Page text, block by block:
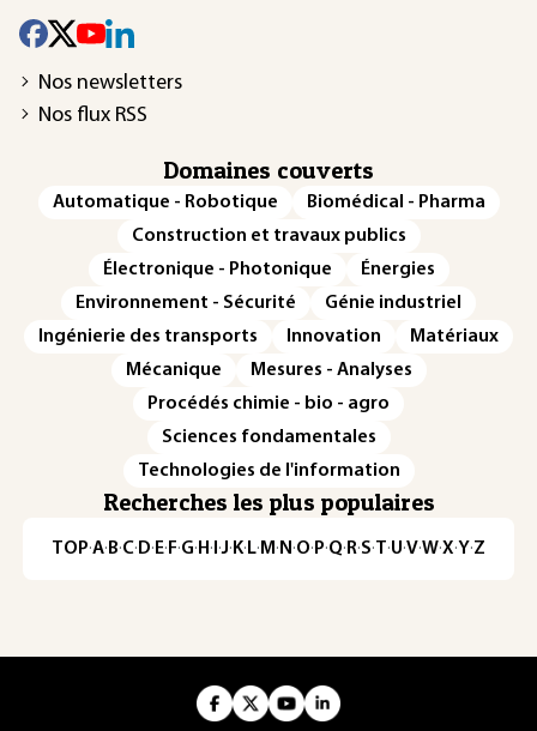
Nos newsletters
Nos flux RSS
Domaines couverts
Automatique - Robotique
Biomédical - Pharma
Construction et travaux publics
Électronique - Photonique
Énergies
Environnement - Sécurité
Génie industriel
Ingénierie des transports
Innovation
Matériaux
Mécanique
Mesures - Analyses
Procédés chimie - bio - agro
Sciences fondamentales
Technologies de l'information
Recherches les plus populaires
TOP·A·B·C· D· E· F·G· H · ·J· K· L· M · N ·O· P·Q· R·S·T·U·V·W·X·Y·Z